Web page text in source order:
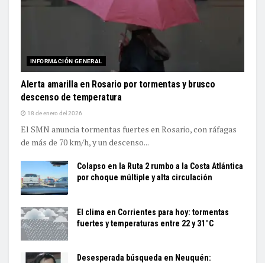
INFORMACIÓN GENERAL
Alerta amarilla en Rosario por tormentas y brusco
descenso de temperatura
18 de enero del 2026
El SMN anuncia tormentas fuertes en Rosario, con ráfagas
de más de 70 km/h, y un descenso...
Colapso en la Ruta 2 rumbo a la Costa Atlántica
por choque múltiple y alta circulación
El clima en Corrientes para hoy: tormentas
fuertes y temperaturas entre 22 y 31°C
Desesperada búsqueda en Neuquén: